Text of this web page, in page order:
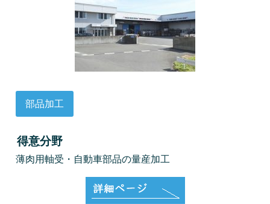
部品加工
得意分野
薄肉用軸受・自動車部品の量産加工